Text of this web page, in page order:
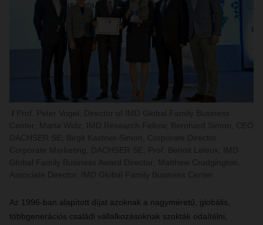
Az 1996-ban alapított díjat azoknak a nagyméretű, globális,
többgenerációs családi vállalkozásoknak szokták odaítélni,